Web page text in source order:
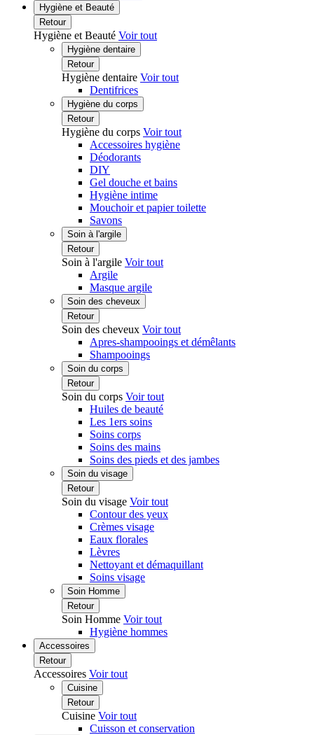
Hygiène et Beauté
Retour
Hygiène et Beauté Voir tout
Hygiène dentaire
Retour
Hygiène dentaire Voir tout
Dentifrices
Hygiène du corps
Retour
Hygiène du corps Voir tout
Accessoires hygiène
Déodorants
DIY
Gel douche et bains
Hygiène intime
Mouchoir et papier toilette
Savons
Soin à l'argile
Retour
Soin à l'argile Voir tout
Argile
Masque argile
Soin des cheveux
Retour
Soin des cheveux Voir tout
Apres-shampooings et démêlants
Shampooings
Soin du corps
Retour
Soin du corps Voir tout
Huiles de beauté
Les 1ers soins
Soins corps
Soins des mains
Soins des pieds et des jambes
Soin du visage
Retour
Soin du visage Voir tout
Contour des yeux
Crèmes visage
Eaux florales
Lèvres
Nettoyant et démaquillant
Soins visage
Soin Homme
Retour
Soin Homme Voir tout
Hygiène hommes
Accessoires
Retour
Accessoires Voir tout
Cuisine
Retour
Cuisine Voir tout
Cuisson et conservation